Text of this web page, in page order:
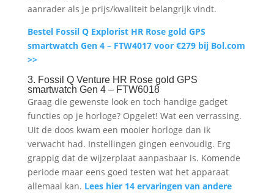
aanrader als je prijs/kwaliteit belangrijk vindt.
Bestel Fossil Q Explorist HR Rose gold GPS
smartwatch Gen 4 – FTW4017 voor €279 bij Bol.com
>>
3. Fossil Q Venture HR Rose gold GPS
smartwatch Gen 4 – FTW6018
Graag die gewenste look en toch handige gadget
functies op je horloge? Opgelet! Wat een verrassing.
Uit de doos kwam een mooier horloge dan ik
verwacht had. Instellingen gingen eenvoudig. Erg
grappig dat de wijzerplaat aanpasbaar is. Komende
periode maar eens goed testen wat het apparaat
allemaal kan. Lees hier 14 ervaringen van andere